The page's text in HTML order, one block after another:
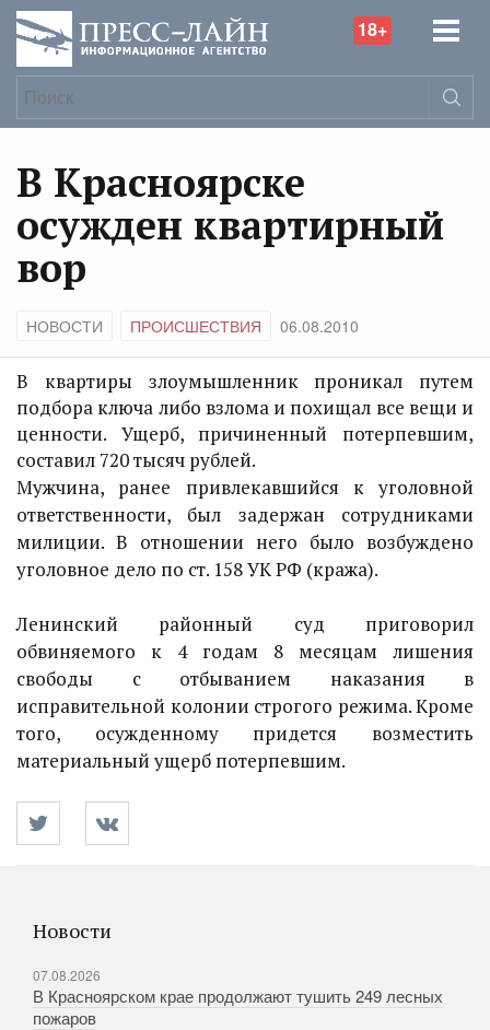
18+
В Красноярске
осужден квартирный
вор
НОВОСТИ ПРОИСШЕСТВИЯ 06.08.2010
В квартиры злоумышленник проникал путем
подбора ключа либо взлома и похищал все вещи и
ценности. Ущерб, причиненный потерпевшим,
составил 720 тысяч рублей.
Мужчина, ранее привлекавшийся к уголовной
ответственности, был задержан сотрудниками
милиции. В отношении него было возбуждено
уголовное дело по ст. 158 УК РФ (кража).
Ленинский районный суд приговорил
обвиняемого к 4 годам 8 месяцам лишения
свободы с отбыванием наказания в
исправительной колонии строгого режима. Кроме
того, осужденному придется возместить
материальный ущерб потерпевшим.
Новости
07.08.2026
В Красноярском крае продолжают тушить 249 лесных
пожаров